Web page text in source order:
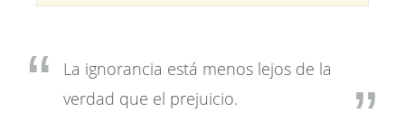
La ignorancia está menos lejos de la
verdad que el prejuicio.